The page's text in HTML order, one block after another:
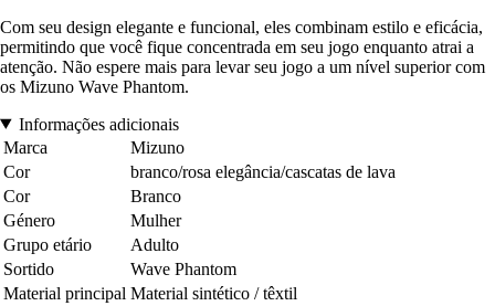
Com seu design elegante e funcional, eles combinam estilo e eficácia,
permitindo que você fique concentrada em seu jogo enquanto atrai a
atenção. Não espere mais para levar seu jogo a um nível superior com
os Mizuno Wave Phantom.
Informações adicionais
Marca
Mizuno
Cor
branco/rosa elegância/cascatas de lava
Cor
Branco
Género
Mulher
Grupo etário
Adulto
Sortido
Wave Phantom
Material principal Material sintético / têxtil